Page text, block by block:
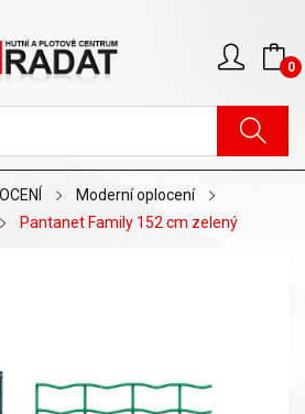
0
Moderní oplocení
Pantanet Family 152 cm zelený